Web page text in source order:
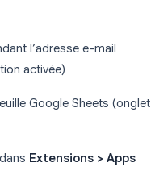
l’adresse e-mail
activée)
Google Sheets (onglet
Extensions > Apps